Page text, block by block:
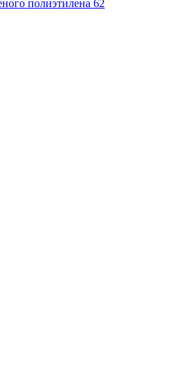
полиэтилена 62